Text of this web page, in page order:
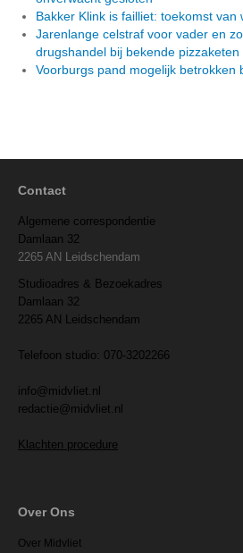
Bakker Klink is failliet: toekomst van
Jarenlange celstraf voor vader en
drugshandel bij bekende pizzaketen
Voorburgs pand mogelijk betrokken
Contact
Algemene correspondentie
Damlaan 32
2265 AN Leidschendam
Studioadres & Bezoekadres
Damlaan 32
2265 AN Leidschendam
Telefoon studio: 070-3202266
info@midvliet.nl
redactie@midvliet.nl
Klachten procedure
Over Ons
Over Midvliet